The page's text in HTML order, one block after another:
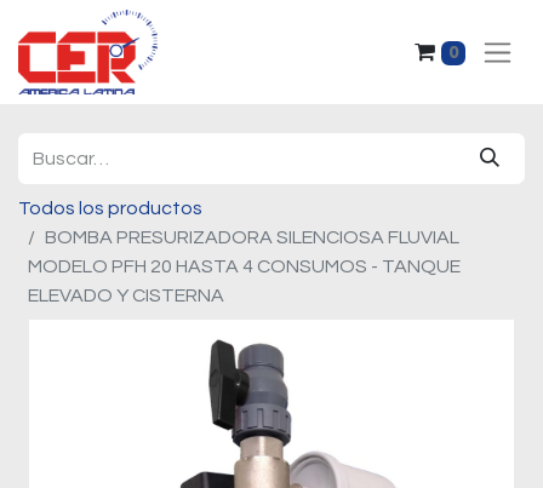
0
Todos los productos
BOMBA PRESURIZADORA SILENCIOSA FLUVIAL
MODELO PFH 20 HASTA 4 CONSUMOS - TANQUE
ELEVADO Y CISTERNA